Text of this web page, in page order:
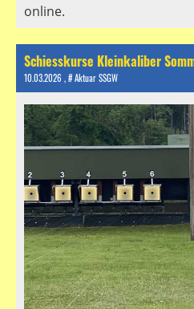
online.
Schiesskurse Kleinkaliber
10.03.2026 , # Aktuar SSGW